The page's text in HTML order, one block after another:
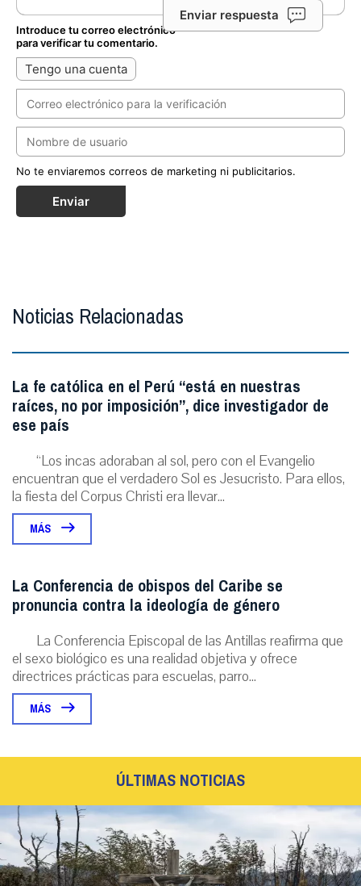
Enviar respuesta
Introduce tu correo electrónico
para verificar tu comentario.
Tengo una cuenta
No te enviaremos correos de marketing ni publicitarios.
Enviar
Noticias Relacionadas
La fe católica en el Perú “está en nuestras
raíces, no por imposición”, dice investigador de
ese país
“Los incas adoraban al sol, pero con el Evangelio
encuentran que el verdadero Sol es Jesucristo. Para ellos,
la fiesta del Corpus Christi era llevar...
MÁS
La Conferencia de obispos del Caribe se
pronuncia contra la ideología de género
La Conferencia Episcopal de las Antillas reafirma que
el sexo biológico es una realidad objetiva y ofrece
directrices prácticas para escuelas, parro...
MÁS
ÚLTIMAS NOTICIAS